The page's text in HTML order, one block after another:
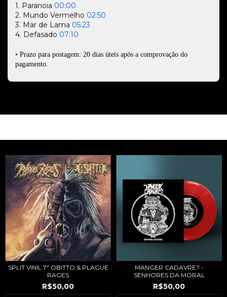
1. Paranoia 00:00
2. Mundo Vermelho 02:50
3. Mar de Lama 05:23
4. Defasado 07:10
• Prazo para postagem: 20 dias úteis após a comprovação do
pagamento.
SPLIT VINIL 7" OBITTO & PLAGUE
RAGES
R$50,00
MANGER CADAVRE? -
SENHORES DA MORAL
R$50,00